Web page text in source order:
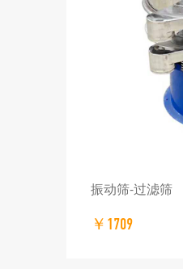
振动筛-过滤筛
￥1709